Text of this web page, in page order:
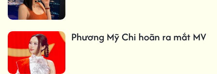
Phương Mỹ Chi hoãn ra mắt MV